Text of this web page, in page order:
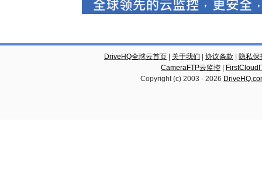
DriveHQ全球云首页 关于我们 协议条款
隐私保
CameraFTP云监控
Copyright (c) 2003 - 2026